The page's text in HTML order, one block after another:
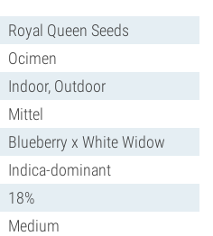
Royal Queen Seeds
Ocimen
Indoor, Outdoor
Mittel
Blueberry x White Widow
Indica-dominant
18%
Medium